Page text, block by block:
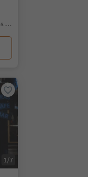
Montassilone/Tesselberg, Gais, Dolomites Region Kronplatz/Plan de Corones
1/7